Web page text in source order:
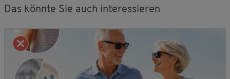
Das könnte Sie auch interessieren